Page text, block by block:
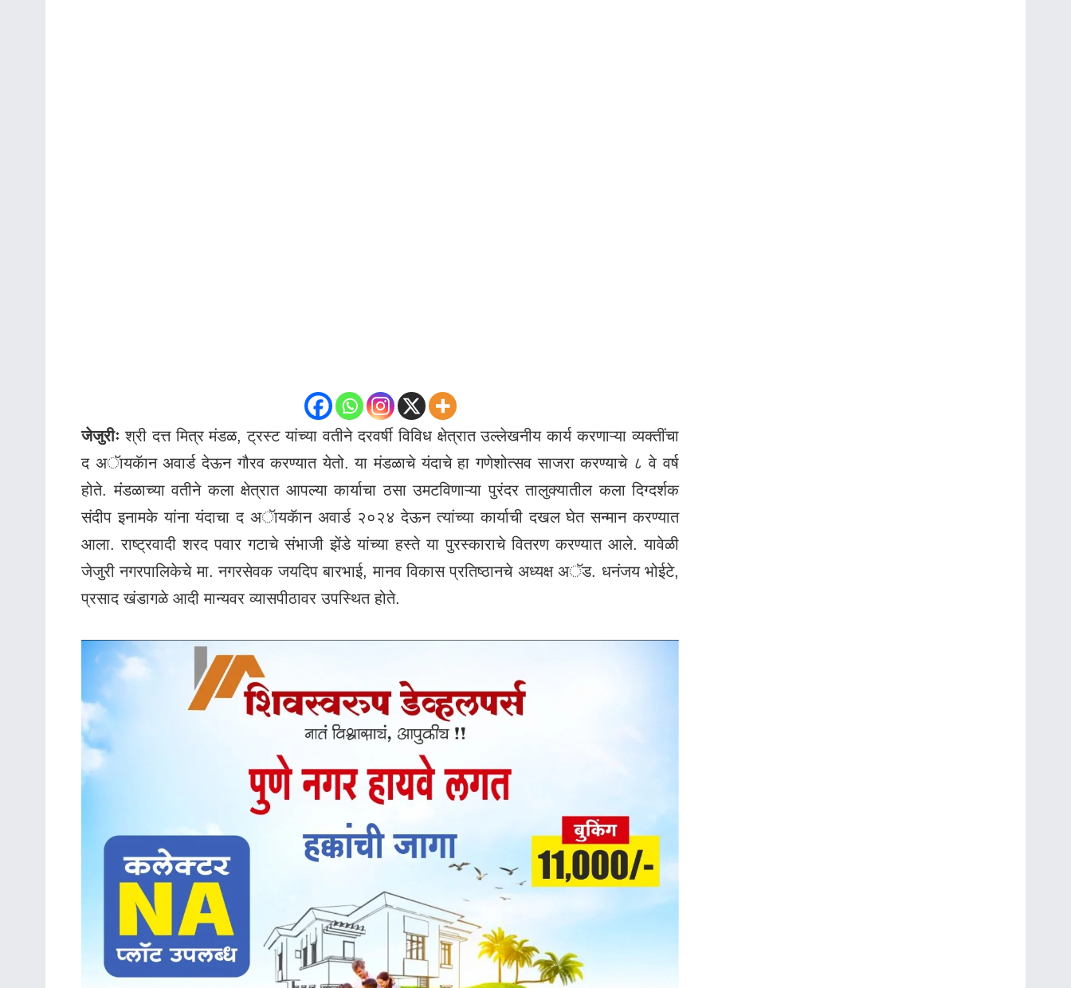
जेजुरीः श्री दत्त मित्र मंडळ, ट्रस्ट यांच्या वतीने दरवर्षी विविध क्षेत्रात उल्लेखनीय कार्य करणाऱ्या व्यक्तींचा
द अॅायकॅान अवार्ड देऊन गौरव करण्यात येतो. या मंडळाचे यंदाचे हा गणेशोत्सव साजरा करण्याचे ८ वे वर्ष
होते. मंंडळाच्या वतीने कला क्षेत्रात आपल्या कार्याचा ठसा उमटविणाऱ्या पुरंदर तालुक्यातील कला दिग्दर्शक
संदीप इनामके यांना यंदाचा द अॅायकॅान अवार्ड २०२४ देऊन त्यांच्या कार्याची दखल घेत सन्मान करण्यात
आला. राष्ट्रवादी शरद पवार गटाचे संभाजी झेंडे यांच्या हस्ते या पुरस्काराचे वितरण करण्यात आले. यावेळी
जेजुरी नगरपालिकेचे मा. नगरसेवक जयदिप बारभाई, मानव विकास प्रतिष्ठानचे अध्यक्ष अॅड. धनंजय भोईटे,
प्रसाद खंडागळे आदी मान्यवर व्यासपीठावर उपस्थित होते.